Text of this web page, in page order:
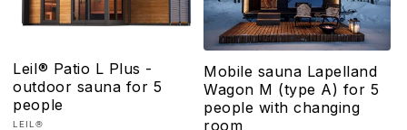
Leil® Patio L Plus -
outdoor sauna for 5
people
Proveedor:
LEIL®
Mobile sauna Lapelland
Wagon M (type A) for 5
people with changing
room